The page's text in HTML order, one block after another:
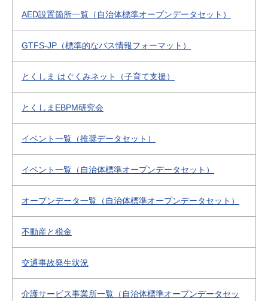
AED設置箇所一覧（自治体標準オープンデータセット）
GTFS-JP（標準的なバス情報フォーマット）
とくしま はぐくみネット（子育て支援）
とくしまEBPM研究会
イベント一覧（推奨データセット）
イベント一覧（自治体標準オープンデータセット）
オープンデータ一覧（自治体標準オープンデータセット）
不動産と税金
交通事故発生状況
介護サービス事業所一覧（自治体標準オープンデータセッ